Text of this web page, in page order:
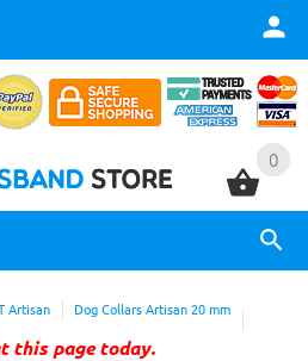
0
0
Artisan Dog Collars Artisan 20 mm
this page today.